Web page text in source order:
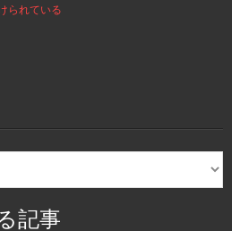
られている
記事